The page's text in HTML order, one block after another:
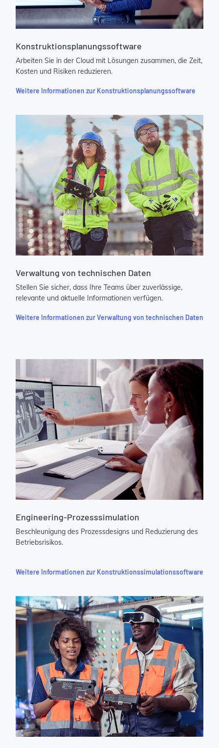
Konstruktionsplanungssoftware
Arbeiten Sie in der Cloud mit Lösungen zusammen, die Zeit,
Kosten und Risiken reduzieren.
Weitere Informationen zur Konstruktionsplanungssoftware
Verwaltung von technischen Daten
Stellen Sie sicher, dass Ihre Teams über zuverlässige,
relevante und aktuelle Informationen verfügen.
Weitere Informationen zur Verwaltung von technischen Daten
Engineering-Prozesssimulation
Beschleunigung des Prozessdesigns und Reduzierung des
Betriebsrisikos.
Weitere Informationen zur Konstruktionssimulationssoftware